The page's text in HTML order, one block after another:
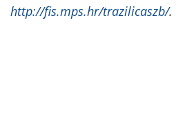
http://fis.mps.hr/trazilicaszb/.